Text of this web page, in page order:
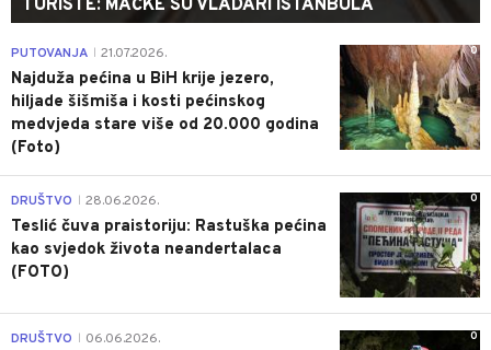
TURISTE: MAČKE SU VLADARI ISTANBULA
0
PUTOVANJA 21.07.2026.
Najduža pećina u BiH krije jezero,
hiljade šišmiša i kosti pećinskog
medvjeda stare više od 20.000 godina
(Foto)
0
DRUŠTVO 28.06.2026.
Teslić čuva praistoriju: Rastuška pećina
kao svjedok života neandertalaca
(FOTO)
0
DRUŠTVO 06.06.2026.